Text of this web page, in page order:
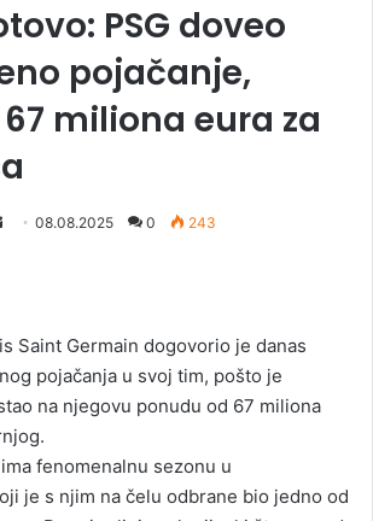
PSG doveo
pojačanje,
miliona eura za
a
e
08.08.2025 0 243
Saint Germain dogovorio je danas
pojačanja u svoj tim, pošto je
na njegovu ponudu od 67 miliona
fenomenalnu sezonu u
je s njim na čelu odbrane bio jedno od